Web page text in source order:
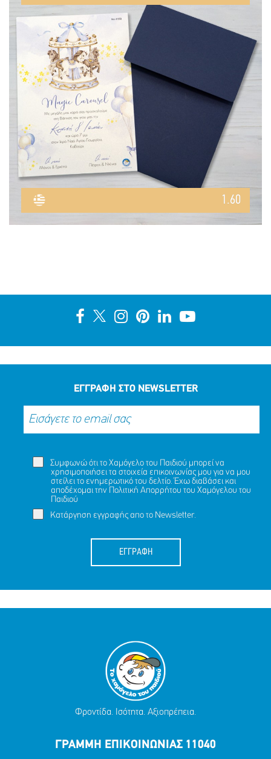
1.60
ΕΓΓΡΑΦΗ ΣΤΟ NEWSLETTER
Συμφωνώ ότι το Χαμόγελο του Παιδιού μπορεί να
χρησιμοποιήσει τα στοιχεία επικοινωνίας μου για να μου
στείλει το ενημερωτικό του δελτίο. Έχω διαβάσει και
αποδέχομαι την Πολιτική Απορρήτου του Χαμόγελου του
Παιδιού
Κατάργηση εγγραφής απο το Newsletter.
ΕΓΓΡΑΦΗ
Φροντίδα. Ισότητα. Αξιοπρέπεια.
ΓΡΑΜΜΗ ΕΠΙΚΟΙΝΩΝΙΑΣ 11040